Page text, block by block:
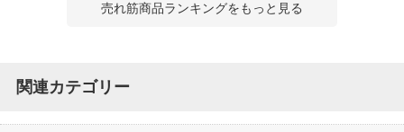
売れ筋商品ランキングをもっと見る
関連カテゴリー